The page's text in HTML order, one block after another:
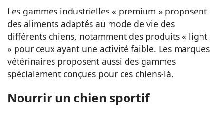
Les gammes industrielles « premium » proposent
des aliments adaptés au mode de vie des
différents chiens, notamment des produits « light
» pour ceux ayant une activité faible. Les marques
vétérinaires proposent aussi des gammes
spécialement conçues pour ces chiens-là.
Nourrir un chien sportif